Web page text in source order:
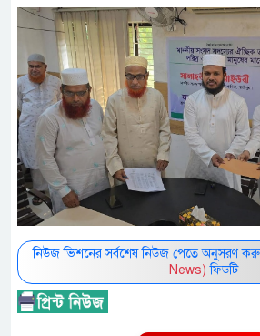
নিউজ ভিশনের সর্বশেষ নিউজ পেতে অনুসরণ
News) ফিডটি